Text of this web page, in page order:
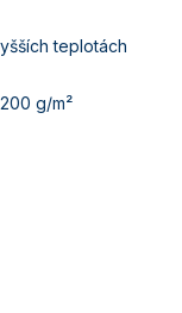
teplotách
g/m²